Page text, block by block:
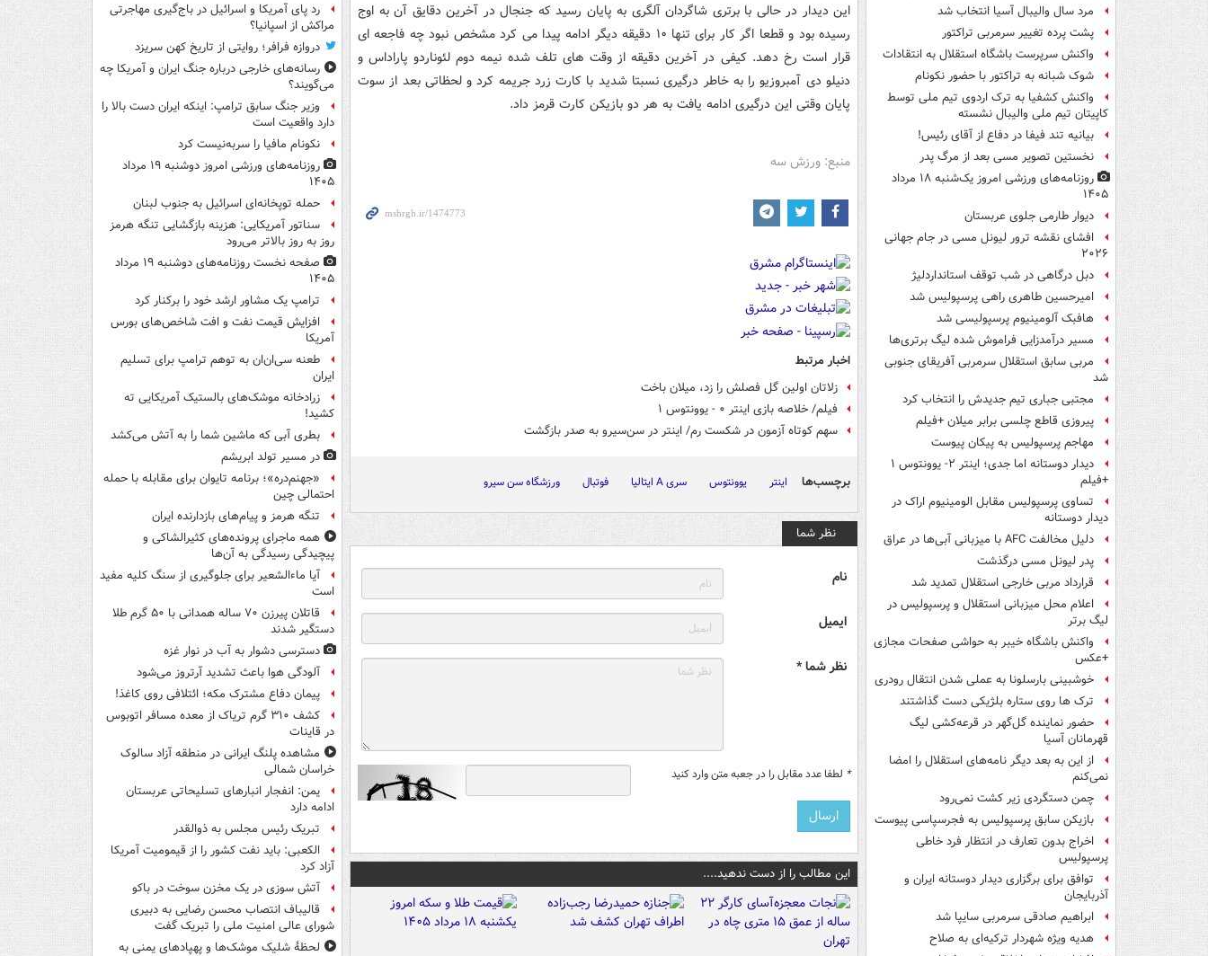
مرد سال والیبال آسیا انتخاب شد
پشت پرده تغییر سرمربی تراکتور
واکنش سرپرست باشگاه استقلال به انتقادات
شوک شبانه به تراکتور با حضور نکونام
واکنش کشفیا به ترک اردوی تیم ملی توسط
کاپیتان تیم ملی والیبال نشسته
بیانیه تند فیفا در دفاع از آقای رئیس!
نخستین تصویر مسی بعد از مرگ پدر
روزنامه‌های ورزشی امروز یک‌شنبه ۱۸ مرداد
۱۴۰۵
دیوار طارمی جلوی عربستان
افشای نقشه ترور لیونل مسی در جام جهانی
۲۰۲۶
دبل درگاهی در شب توقف استانداردلیژ
امیرحسین طاهری راهی پرسپولیس شد
هافبک آلومینیوم پرسپولیسی شد
مسیر درآمدزایی فراموش شده لیگ برتری‌ها
مربی سابق استقلال سرمربی آفریقای جنوبی
شد
مجتبی جباری تیم جدیدش را انتخاب کرد
پیروزی قاطع چلسی برابر میلان +فیلم
مهاجم پرسپولیس به پیکان پیوست
دیدار دوستانه اما جدی؛ اینتر ۲- یوونتوس ۱
+فیلم
تساوی پرسپولیس مقابل الومینیوم اراک در
دیدار دوستانه
دلیل مخالفت AFC با میزبانی آبی‌ها در عراق
پدر لیونل مسی درگذشت
قرارداد مربی خارجی استقلال تمدید شد
اعلام محل میزبانی استقلال و پرسپولیس در
لیگ برتر
واکنش باشگاه خیبر به حواشی صفحات مجازی
+عکس
خوشبینی بارسلونا به عملی شدن انتقال رودری
ترک ها روی ستاره بلژیکی دست گذاشتند
حضور نماینده گل‌گهر در قرعه‌کشی لیگ
قهرمانان آسیا
از این به بعد دیگر نامه‌های استقلال را امضا
نمی‌کنم
چمن دستگردی زیر کشت نمی‌رود
بازیکن سابق پرسپولیس به فجرسپاسی پیوست
اخراج بدون تعارف در انتظار فرد خاطی
پرسپولیس
توافق برای برگزاری دیدار دوستانه ایران و
آذربایجان
ابراهیم صادقی سرمربی سایپا شد
هدیه ویژه شهردار ترکیه‌ای به صلاح
این دیدار در حالی با برتری شاگردان آلگری به پایان رسید که جنجال در آخرین دقایق آن به اوج
رسیده بود و قطعا اگر کار برای تنها ۱۰ دقیقه دیگر ادامه پیدا می کرد مشخص نبود چه فاجعه ای
قرار است رخ دهد. کیفی در آخرین دقیقه از وقت های تلف شده نیمه دوم لئوناردو پاراداس و
دنیلو دی آمبروزیو را به خاطر درگیری نسبتا شدید با کارت زرد جریمه کرد و لحظاتی بعد از سوت
پایان وقتی این درگیری ادامه یافت به هر دو بازیکن کارت قرمز داد.
منبع: ورزش سه
اخبار مرتبط
زلاتان اولین گل فصلش را زد، میلان باخت
فیلم/ خلاصه بازی اینتر ۰ - یوونتوس ۱
سهم کوتاه آزمون در شکست رم/ اینتر در سن‌سیرو به صدر بازگشت
برچسب‌ها اینتر یوونتوس سری A ایتالیا فوتبال ورزشگاه سن سیرو
نظر شما
نام
ایمیل
نظر شما *
* لطفا عدد مقابل را در جعبه متن وارد کنید
این مطالب را از دست ندهید....
رد پای آمریکا و اسرائیل در باج‌گیری مهاجرتی
مراکش از اسپانیا؟
دروازه فرافر؛ روایتی از تاریخ کهن سریزد
رسانه‌های خارجی درباره جنگ ایران و آمریکا چه
می‌گویند؟
وزیر جنگ سابق ترامپ: اینکه ایران دست بالا را
دارد واقعیت است
نکونام مافیا را سربه‌نیست کرد
روزنامه‌های ورزشی امروز دوشنبه ۱۹ مرداد
۱۴۰۵
حمله توپخانه‌ای اسرائیل به جنوب لبنان
سناتور آمریکایی: هزینه بازگشایی تنگه هرمز
روز به روز بالاتر می‌رود
صفحه نخست روزنامه‌های دوشنبه ۱۹ مرداد
۱۴۰۵
ترامپ یک مشاور ارشد خود را برکنار کرد
افزایش قیمت نفت و افت شاخص‌های بورس
آمریکا
طعنه سی‌ان‌ان به توهم ترامپ برای تسلیم
ایران
زرادخانه موشک‌های بالستیک آمریکایی ته
کشید!
بطری آبی که ماشین شما را به آتش می‌کشد
در مسیر تولد ابریشم
«جهنم‌دره»؛ برنامه تایوان برای مقابله با حمله
احتمالی چین
تنگه هرمز و پیام‌های بازدارنده ایران
همه ماجرای پرونده‌های کثیرالشاکی و
پیچیدگی رسیدگی به آن‌ها
آیا ماءالشعیر برای جلوگیری از سنگ کلیه مفید
است
قاتلان پیرزن ۷۰ ساله همدانی با ۵۰ گرم طلا
دستگیر شدند
دسترسی دشوار به آب در نوار غزه
آلودگی هوا باعث تشدید آرتروز می‌شود
پیمان دفاع مشترک مکه؛ ائتلافی روی کاغذ!
کشف ۳۱۰ گرم تریاک از معده مسافر اتوبوس
در قاینات
مشاهده پلنگ ایرانی در منطقه آزاد سالوک
خراسان شمالی
یمن: انفجار انبارهای تسلیحاتی عربستان
ادامه دارد
تبریک رئیس مجلس به ذوالقدر
الکعبی: باید نفت کشور را از قیمومیت آمریکا
آزاد کرد
آتش سوزی در یک مخزن سوخت در باکو
قالیباف انتصاب محسن رضایی به دبیری
شورای عالی امنیت ملی را تبریک گفت
لحظۀ شلیک موشک‌ها و پهپادهای یمنی به